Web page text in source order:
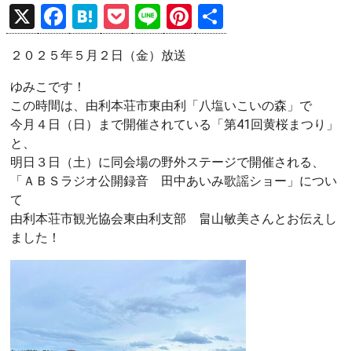
X
F
a
ce
b
o
k
H
at
e
n
a
P
o
ck
et
Li
n
e
Pi
nt
es
t
有
２０２５年５月２日（金）放送
ゆみこです！
この時間は、由利本荘市東由利「八塩いこいの森」で
今月４日（日）まで開催されている「第41回黄桜まつり」
と、
明日３日（土）に同会場の野外ステージで開催される、
「ＡＢＳラジオ公開録音 田中あいみ歌謡ショー」につい
て
由利本荘市観光協会東由利支部 畠山敏美さんとお伝えし
ました！